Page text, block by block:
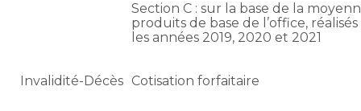
Section C : sur la base de la
produits de base de l’office,
les années 2019, 2020 et 2021
Invalidité-Décès Cotisation forfaitaire